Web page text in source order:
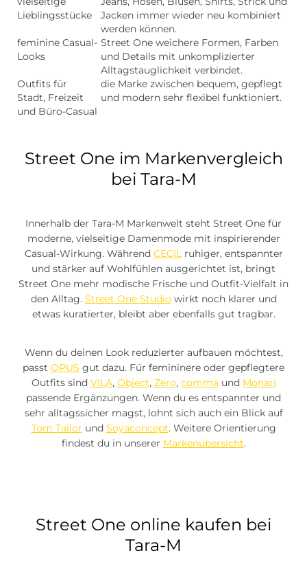
Lieblingsstücke
Jacken immer wieder neu kombiniert
werden können.
feminine Casual-
Looks
Street One weichere Formen, Farben
und Details mit unkomplizierter
Alltagstauglichkeit verbindet.
Outfits für
Stadt, Freizeit
und Büro-Casual
die Marke zwischen bequem, gepflegt
und modern sehr flexibel funktioniert.
Street One im Markenvergleich
bei Tara-M
Innerhalb der Tara-M Markenwelt steht Street One für
moderne, vielseitige Damenmode mit inspirierender
Casual-Wirkung. Während CECIL ruhiger, entspannter
und stärker auf Wohlfühlen ausgerichtet ist, bringt
Street One mehr modische Frische und Outfit-Vielfalt in
den Alltag. Street One Studiowirkt noch klarer und
etwas kuratierter, bleibt aber ebenfalls gut tragbar.
Wenn du deinen Look reduzierter aufbauen möchtest,
passt OPUS gut dazu. Für femininere oder gepflegtere
Outfits sind VILA, Object, Zero, comma und Monari
passende Ergänzungen. Wenn du es entspannter und
sehr alltagssicher magst, lohnt sich auch ein Blick auf
Tom Tailor und Soyaconcept. Weitere Orientierung
findest du in unserer Markenübersicht.
Street One online kaufen bei
Tara-M